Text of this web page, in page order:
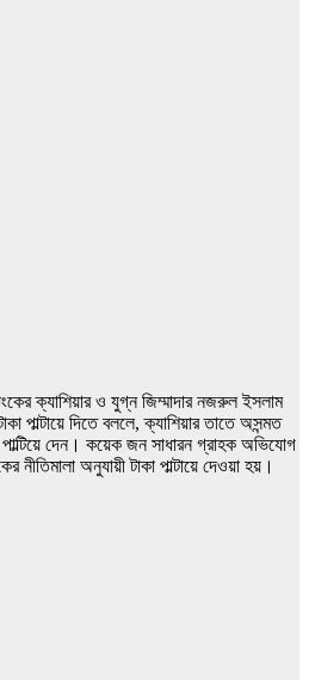
ক্যাশিয়ার ও যুগ্ন জিম্মাদার নজরুল ইসলাম
দিতে বললে, ক্যাশিয়ার তাতে অসন্মত
দেন। কয়েক জন সাধারন গ্রাহক অভিযোগ
অনুযায়ী টাকা পাল্টায়ে দেওয়া হয়।